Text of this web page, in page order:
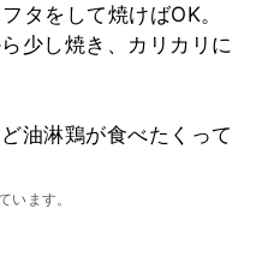
タをして焼けばOK。
少し焼き、カリカリに
油淋鶏が食べたくって
います。